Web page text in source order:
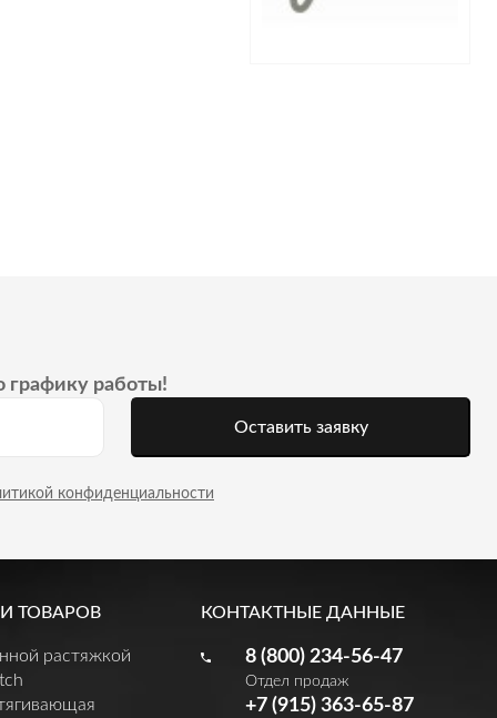
графику работы!
Оставить заявку
конфиденциальности
ТОВАРОВ
растяжкой
КОНТАКТНЫЕ ДАННЫЕ
8 (800) 234-56-47
Отдел продаж
+7 (915) 363-65-87